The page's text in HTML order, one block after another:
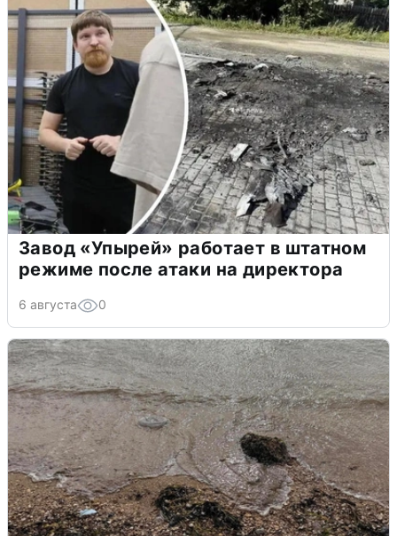
Завод «Упырей» работает в штатном
режиме после атаки на директора
6 августа 0